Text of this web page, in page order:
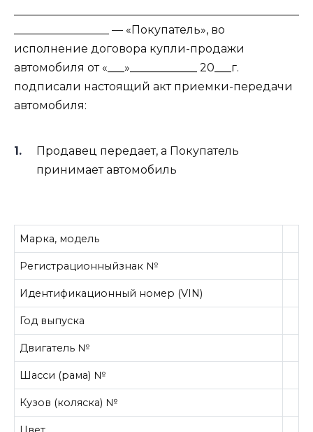
_________________ — «Покупатель», во
исполнение договора купли-продажи
автомобиля от «___»____________ 20___г.
подписали настоящий акт приемки-передачи
автомобиля:
Продавец передает, а Покупатель
принимает автомобиль
Марка, модель
Регистрационныйзнак №
Идентификационный номер (VIN)
Год выпуска
Двигатель №
Шасси (рама) №
Кузов (коляска) №